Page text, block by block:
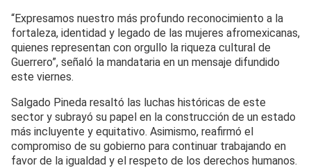
“Expresamos nuestro más profundo reconocimiento a la
fortaleza, identidad y legado de las mujeres afromexicanas,
quienes representan con orgullo la riqueza cultural de
Guerrero”, señaló la mandataria en un mensaje difundido
este viernes.
Salgado Pineda resaltó las luchas históricas de este
sector y subrayó su papel en la construcción de un estado
más incluyente y equitativo. Asimismo, reafirmó el
compromiso de su gobierno para continuar trabajando en
favor de la igualdad y el respeto de los derechos humanos.